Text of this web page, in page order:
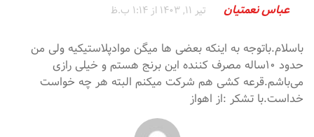
عباس نعمتیان تیر 11, 1403 از 1:14 ب.ظ
باسلام.باتوجه به اینکه بعضی ها میگن موادپلاستیکیه ولی من
حدود ۱۰ساله مصرف کننده این برنج هستم و خیلی رازی
می‌باشم.قرعه کشی هم شرکت میکنم البته هر چه خواست
خداست.با تشکر :از اهواز